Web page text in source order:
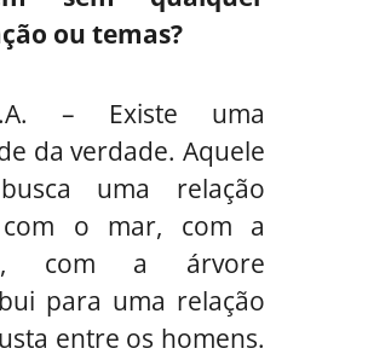
ou temas?
– Existe uma
da verdade. Aquele
uma relação
o mar, com a
com a árvore
para uma relação
entre os homens.